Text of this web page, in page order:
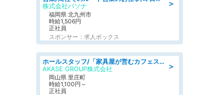
＞
株式会社パソナ
福岡県 北九州市
時給1,506円
正社員
スポンサー：求人ボックス
＞
ホールスタッフ/「家具屋が営むカフェスタッフ!」週2日～OK!嬉しいまかない付き/岡山県/浅口郡里庄町
AKASE GROUP株式会社
岡山県 里庄町
時給1,100円～
正社員